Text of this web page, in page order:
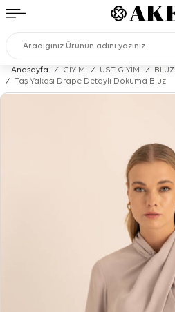
Anasayfa / GİYİM / ÜST GİYİM /
BLUZ
/
Taş Yakası Drape Detaylı Dokuma Bluz